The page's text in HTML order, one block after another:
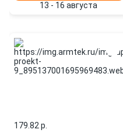
13 - 16 августа
179.82 p.